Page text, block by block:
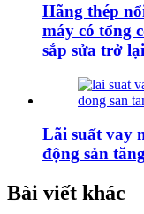
Hãng thép
máy có tổng
sắp sửa trở
Lãi suất vay
động sản
Bài viết khác